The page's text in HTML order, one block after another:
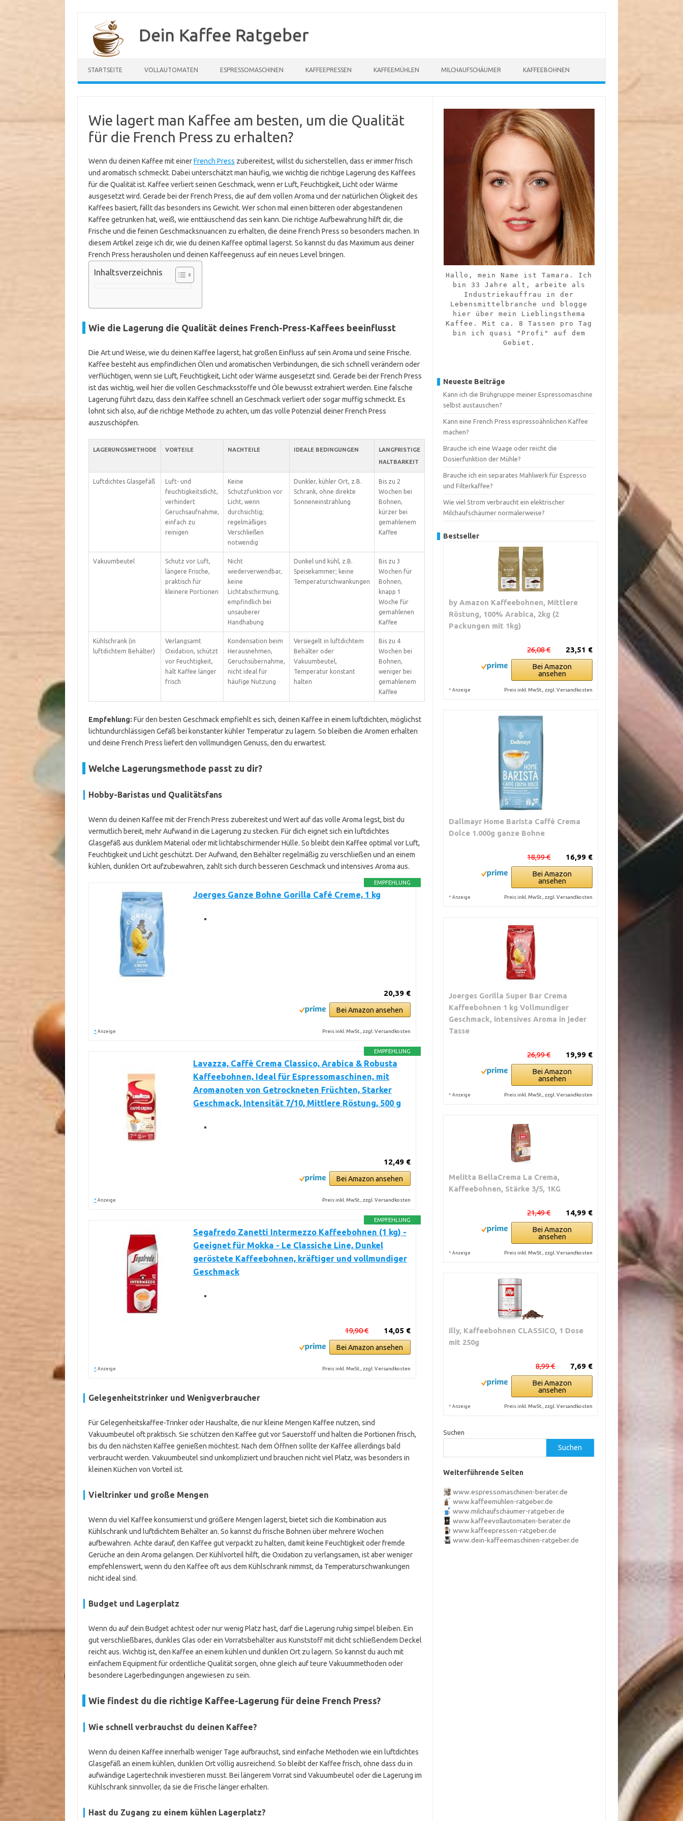
springen
Dein Kaffee Ratgeber
STARTSEITE VOLLAUTOMATEN ESPRESSOMASCHINEN KAFFEEPRESSEN KAFFEEMÜHLEN MILCHAUFSCHÄUMER KAFFEEBOHNEN
Wie lagert man Kaffee am besten, um die Qualität
für die French Press zu erhalten?
Wenn du deinen Kaffee mit einerFrench Press zubereitest, willst du sicherstellen, dass er immer frisch
und aromatisch schmeckt. Dabei unterschätzt man häufig, wie wichtig die richtige Lagerung des Kaffees
für die Qualität ist. Kaffee verliert seinen Geschmack, wenn er Luft, Feuchtigkeit, Licht oder Wärme
ausgesetzt wird. Gerade bei der French Press, die auf dem vollen Aroma und der natürlichen Öligkeit des
Kaffees basiert, fällt das besonders ins Gewicht. Wer schon mal einen bitteren oder abgestandenen
Kaffee getrunken hat, weiß, wie enttäuschend das sein kann. Die richtige Aufbewahrung hilft dir, die
Frische und die feinen Geschmacksnuancen zu erhalten, die deine French Press so besonders machen. In
diesem Artikel zeige ich dir, wie du deinen Kaffee optimal lagerst. So kannst du das Maximum aus deiner
French Press herausholen und deinen Kaffeegenuss auf ein neues Level bringen.
Inhaltsverzeichnis
Wie die Lagerung die Qualität deines French-Press-Kaffees beeinflusst
Die Art und Weise, wie du deinen Kaffee lagerst, hat großen Einfluss auf sein Aroma und seine Frische.
Kaffee besteht aus empfindlichen Ölen und aromatischen Verbindungen, die sich schnell verändern oder
verflüchtigen, wenn sie Luft, Feuchtigkeit, Licht oder Wärme ausgesetzt sind. Gerade bei der French Press
ist das wichtig, weil hier die vollen Geschmacksstoffe und Öle bewusst extrahiert werden. Eine falsche
Lagerung führt dazu, dass dein Kaffee schnell an Geschmack verliert oder sogar muffig schmeckt. Es
lohnt sich also, auf die richtige Methode zu achten, um das volle Potenzial deiner French Press
auszuschöpfen.
LAGERUNGSMETHODE VORTEILE NACHTEILE IDEALE BEDINGUNGEN
LANGFRISTIGE
HALTBARKEIT
Luftdichtes Glasgefäß
Luft- und
feuchtigkeitsdicht,
verhindert
Geruchsaufnahme,
einfach zu
reinigen
Keine
Schutzfunktion vor
Licht, wenn
durchsichtig;
regelmäßiges
Verschließen
notwendig
Dunkler, kühler Ort, z.B.
Schrank, ohne direkte
Sonneneinstrahlung
Bis zu 2
Wochen bei
Bohnen,
kürzer bei
gemahlenem
Kaffee
Vakuumbeutel
Schutz vor Luft,
längere Frische,
praktisch für
kleinere Portionen
Nicht
wiederverwendbar,
keine
Lichtabschirmung,
empfindlich bei
unsauberer
Handhabung
Dunkel und kühl, z.B.
Speisekammer; keine
Temperaturschwankungen
Bis zu 3
Wochen für
Bohnen,
knapp 1
Woche für
gemahlenen
Kaffee
Kühlschrank (in
luftdichtem Behälter)
Verlangsamt
Oxidation, schützt
vor Feuchtigkeit,
hält Kaffee länger
frisch
Kondensation beim
Herausnehmen,
Geruchsübernahme,
nicht ideal für
häufige Nutzung
Versiegelt in luftdichtem
Behälter oder
Vakuumbeutel,
Temperatur konstant
halten
Bis zu 4
Wochen bei
Bohnen,
weniger bei
gemahlenem
Kaffee
Empfehlung: Für den besten Geschmack empfiehlt es sich, deinen Kaffee in einem luftdichten, möglichst
lichtundurchlässigen Gefäß bei konstanter kühler Temperatur zu lagern. So bleiben die Aromen erhalten
und deine French Press liefert den vollmundigen Genuss, den du erwartest.
Welche Lagerungsmethode passt zu dir?
Hobby-Baristas und Qualitätsfans
Wenn du deinen Kaffee mit der French Press zubereitest und Wert auf das volle Aroma legst, bist du
vermutlich bereit, mehr Aufwand in die Lagerung zu stecken. Für dich eignet sich ein luftdichtes
Glasgefäß aus dunklem Material oder mit lichtabschirmender Hülle. So bleibt dein Kaffee optimal vor Luft,
Feuchtigkeit und Licht geschützt. Der Aufwand, den Behälter regelmäßig zu verschließen und an einem
kühlen, dunklen Ort aufzubewahren, zahlt sich durch besseren Geschmack und intensives Aroma aus.
EMPFEHLUNG
Joerges Ganze Bohne Gorilla Café Creme, 1 kg
20,39 €
Bei Amazon ansehen
* Anzeige Preis inkl. MwSt., zzgl. Versandkosten
EMPFEHLUNG
Lavazza, Caffè Crema Classico, Arabica & Robusta
Kaffeebohnen, Ideal für Espressomaschinen, mit
Aromanoten von Getrockneten Früchten, Starker
Geschmack, Intensität 7/10, Mittlere Röstung, 500 g
12,49 €
Bei Amazon ansehen
* Anzeige Preis inkl. MwSt., zzgl. Versandkosten
EMPFEHLUNG
Segafredo Zanetti Intermezzo Kaffeebohnen (1 kg) -
Geeignet für Mokka - Le Classiche Line, Dunkel
geröstete Kaffeebohnen, kräftiger und vollmundiger
Geschmack
14,05 €
19,90 €
Bei Amazon ansehen
* Anzeige Preis inkl. MwSt., zzgl. Versandkosten
Gelegenheitstrinker und Wenigverbraucher
Für Gelegenheitskaffee-Trinker oder Haushalte, die nur kleine Mengen Kaffee nutzen, sind
Vakuumbeutel oft praktisch. Sie schützen den Kaffee gut vor Sauerstoff und halten die Portionen frisch,
bis du den nächsten Kaffee genießen möchtest. Nach dem Öffnen sollte der Kaffee allerdings bald
verbraucht werden. Vakuumbeutel sind unkompliziert und brauchen nicht viel Platz, was besonders in
kleinen Küchen von Vorteil ist.
Vieltrinker und große Mengen
Wenn du viel Kaffee konsumierst und größere Mengen lagerst, bietet sich die Kombination aus
Kühlschrank und luftdichtem Behälter an. So kannst du frische Bohnen über mehrere Wochen
aufbewahren. Achte darauf, den Kaffee gut verpackt zu halten, damit keine Feuchtigkeit oder fremde
Gerüche an dein Aroma gelangen. Der Kühlvorteil hilft, die Oxidation zu verlangsamen, ist aber weniger
empfehlenswert, wenn du den Kaffee oft aus dem Kühlschrank nimmst, da Temperaturschwankungen
nicht ideal sind.
Budget und Lagerplatz
Wenn du auf dein Budget achtest oder nur wenig Platz hast, darf die Lagerung ruhig simpel bleiben. Ein
gut verschließbares, dunkles Glas oder ein Vorratsbehälter aus Kunststoff mit dicht schließendem Deckel
reicht aus. Wichtig ist, den Kaffee an einem kühlen und dunklen Ort zu lagern. So kannst du auch mit
einfachem Equipment für ordentliche Qualität sorgen, ohne gleich auf teure Vakuummethoden oder
besondere Lagerbedingungen angewiesen zu sein.
Wie findest du die richtige Kaffee-Lagerung für deine French Press?
Wie schnell verbrauchst du deinen Kaffee?
Wenn du deinen Kaffee innerhalb weniger Tage aufbrauchst, sind einfache Methoden wie ein luftdichtes
Glasgefäß an einem kühlen, dunklen Ort völlig ausreichend. So bleibt der Kaffee frisch, ohne dass du in
aufwändige Lagertechnik investieren musst. Bei längerem Vorrat sind Vakuumbeutel oder die Lagerung im
Kühlschrank sinnvoller, da sie die Frische länger erhalten.
Hast du Zugang zu einem kühlen Lagerplatz?
Hallo, mein Name ist Tamara. Ich
bin 33 Jahre alt, arbeite als
Industriekauffrau in der
Lebensmittelbranche und blogge
hier über mein Lieblingsthema
Kaffee. Mit ca. 8 Tassen pro Tag
bin ich quasi "Profi" auf dem
Gebiet.
Neueste Beiträge
Kann ich die Brühgruppe meiner Espressomaschine
selbst austauschen?
Kann eine French Press espressoähnlichen Kaffee
machen?
Brauche ich eine Waage oder reicht die
Dosierfunktion der Mühle?
Brauche ich ein separates Mahlwerk für Espresso
und Filterkaffee?
Wie viel Strom verbraucht ein elektrischer
Milchaufschäumer normalerweise?
Bestseller
by Amazon Kaffeebohnen, Mittlere
Röstung, 100% Arabica, 2kg (2
Packungen mit 1kg)
23,51 €
26,08 €
Bei Amazon
ansehen
* Anzeige Preis inkl. MwSt., zzgl. Versandkosten
Dallmayr Home Barista Caffè Crema
Dolce 1.000g ganze Bohne
16,99 €
18,99 €
Bei Amazon
ansehen
* Anzeige Preis inkl. MwSt., zzgl. Versandkosten
Joerges Gorilla Super Bar Crema
Kaffeebohnen 1 kg Vollmundiger
Geschmack, intensives Aroma in jeder
Tasse
19,99 €
26,99 €
Bei Amazon
ansehen
* Anzeige Preis inkl. MwSt., zzgl. Versandkosten
Melitta BellaCrema La Crema,
Kaffeebohnen, Stärke 3/5, 1KG
14,99 €
21,49 €
Bei Amazon
ansehen
* Anzeige Preis inkl. MwSt., zzgl. Versandkosten
illy, Kaffeebohnen CLASSICO, 1 Dose
mit 250g
7,69 €
8,99 €
Bei Amazon
ansehen
* Anzeige Preis inkl. MwSt., zzgl. Versandkosten
Suchen
Suchen
Weiterführende Seiten
www.espressomaschinen-berater.de
www.kaffeemühlen-ratgeber.de
www.milchaufschäumer-ratgeber.de
www.kaffeevollautomaten-berater.de
www.kaffeepressen-ratgeber.de
www.dein-kaffeemaschinen-ratgeber.de